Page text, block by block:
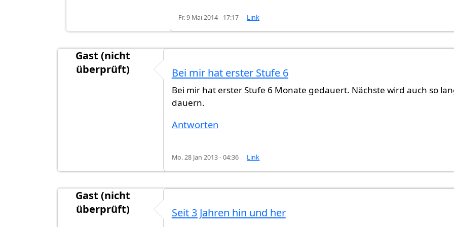
Fr. 9 Mai 2014 - 17:17 Link
Gast (nicht
überprüft)
Bei mir hat erster Stufe 6
Bei mir hat erster Stufe 6 Monate gedauert. Nächste wird auch so
dauern.
Antworten
Mo. 28 Jan 2013 - 04:36 Link
Gast (nicht
überprüft)
Seit 3 Jahren hin und her